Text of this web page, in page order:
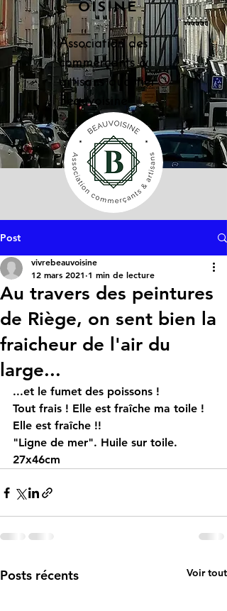
OISINE
Association des
commerçants &
artisans quartier
Beauvoisine
Post
Au travers des peintures
de Riège, on sent bien la
fraicheur de l'air du
large...
vivrebeauvoisine
12 mars 2021 1 min de lecture
...et le fumet des poissons !
Tout frais ! Elle est fraîche ma toile !
Elle est fraîche !!
"Ligne de mer". Huile sur toile.
27x46cm
Posts récents Voir tout